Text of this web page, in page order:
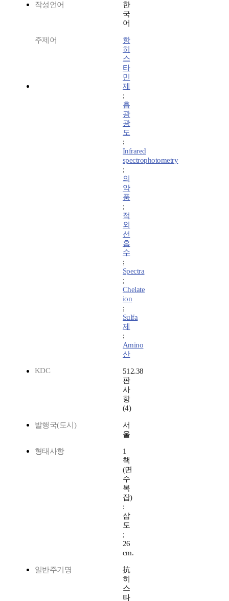
작성언어
한
국
어
주제어
항
히
스
타
민
제
;
흡
광
광
도
;
Infrared
spectrophotometry
;
의
약
품
;
적
외
선
흡
수
;
Spectra
;
Chelate
ion
;
Sulfa
제
;
Amino
산
KDC
512.38
판
사
항
(4)
발행국(도시)
서
울
형태사항
1
책
(면
수
복
잡)
:
삽
도
;
26
cm.
일반주기명
抗
히
스
타